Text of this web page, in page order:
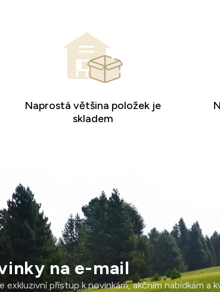
Naprostá většina položek je
skladem
na e-mail
exkluzivní přístup k novinkám, akčním nabídkám a